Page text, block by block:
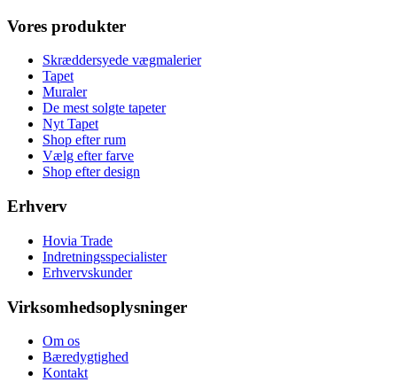
Vores produkter
Skræddersyede vægmalerier
Tapet
Muraler
De mest solgte tapeter
Nyt Tapet
Shop efter rum
Vælg efter farve
Shop efter design
Erhverv
Hovia Trade
Indretningsspecialister
Erhvervskunder
Virksomhedsoplysninger
Om os
Bæredygtighed
Kontakt